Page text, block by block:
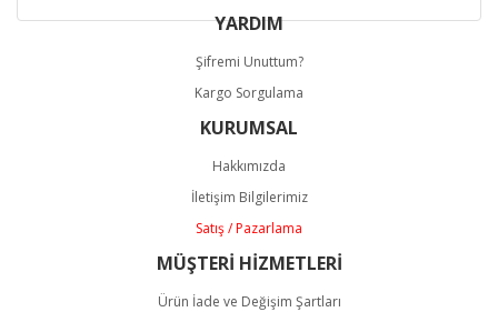
YARDIM
Şifremi Unuttum?
Kargo Sorgulama
KURUMSAL
Hakkımızda
İletişim Bilgilerimiz
Satış / Pazarlama
MÜŞTERİ HİZMETLERİ
Ürün İade ve Değişim Şartları